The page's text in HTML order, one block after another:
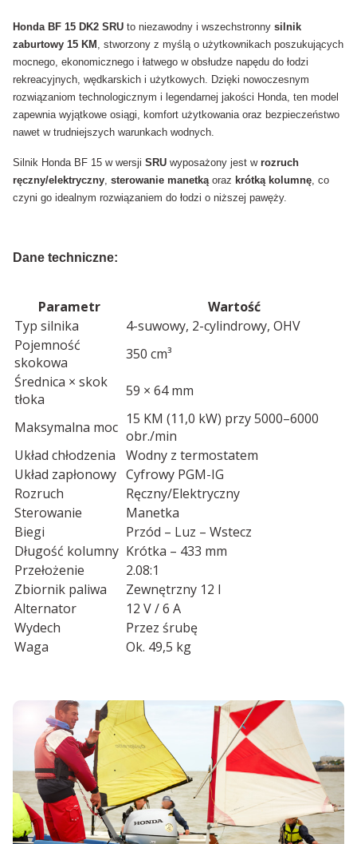
Honda BF 15 DK2 SRU to niezawodny i wszechstronny silnik
zaburtowy 15 KM , stworzony z myślą o użytkownikach poszukujących
mocnego, ekonomicznego i łatwego w obsłudze napędu do łodzi
rekreacyjnych, wędkarskich i użytkowych. Dzięki nowoczesnym
rozwiązaniom technologicznym i legendarnej jakości Honda, ten model
zapewnia wyjątkowe osiągi, komfort użytkowania oraz bezpieczeństwo
nawet w trudniejszych warunkach wodnych.
Silnik Honda BF 15 w wersji SRU wyposażony jest w rozruch
ręczny/elektryczny, sterowanie manetkąoraz krótkąkolumnę, co
czyni go idealnym rozwiązaniem do łodzi o niższej pawęży.
Dane techniczne:
Parametr
Wartość
Typ silnika
4-suwowy, 2-cylindrowy, OHV
Pojemność
skokowa
350 cm³
Średnica × skok
tłoka
59 × 64 mm
Maksymalna moc 15 KM (11,0 kW) przy 5000–6000
obr./min
Układ chłodzenia
Wodny z termostatem
Układ zapłonowy Cyfrowy PGM-IG
Rozruch
Ręczny/Elektryczny
Sterowanie
Manetka
Biegi
Przód – Luz – Wstecz
Długość kolumny Krótka – 433 mm
Przełożenie
2.08:1
Zbiornik paliwa
Zewnętrzny 12 l
Alternator
12 V / 6 A
Wydech
Przez śrubę
Waga
Ok. 49,5 kg